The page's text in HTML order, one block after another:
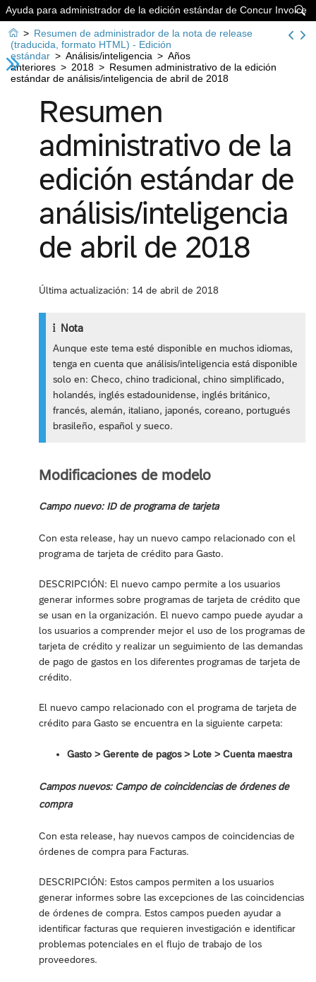

Ayuda para administrador de la edición estándar de Concur Invoice
 > Resumen de administrador de la nota de release
(traducida, formato HTML) - Edición
estándar > Análisis/inteligencia > Años
anteriores > 2018 > Resumen administrativo de la edición
estándar de análisis/inteligencia de abril de 2018
Resumen
administrativo de la
edición estándar de
análisis/inteligencia
de abril de 2018
Última actualización: 14 de abril de 2018
Nota
Aunque este tema esté disponible en muchos idiomas,
tenga en cuenta que análisis/inteligencia está disponible
solo en: Checo, chino tradicional, chino simplificado,
holandés, inglés estadounidense, inglés británico,
francés, alemán, italiano, japonés, coreano, portugués
brasileño, español y sueco.
Modificaciones de modelo
Campo nuevo: ID de programa de tarjeta
Con esta release, hay un nuevo campo relacionado con el
programa de tarjeta de crédito para Gasto.
DESCRIPCIÓN: El nuevo campo permite a los usuarios
generar informes sobre programas de tarjeta de crédito que
se usan en la organización. El nuevo campo puede ayudar a
los usuarios a comprender mejor el uso de los programas de
tarjeta de crédito y realizar un seguimiento de las demandas
de pago de gastos en los diferentes programas de tarjeta de
crédito.
El nuevo campo relacionado con el programa de tarjeta de
crédito para Gasto se encuentra en la siguiente carpeta:
Gasto > Gerente de pagos > Lote > Cuenta maestra
Campos nuevos: Campo de coincidencias de órdenes de
compra
Con esta release, hay nuevos campos de coincidencias de
órdenes de compra para Facturas.
DESCRIPCIÓN: Estos campos permiten a los usuarios
generar informes sobre las excepciones de las coincidencias
de órdenes de compra. Estos campos pueden ayudar a
identificar facturas que requieren investigación e identificar
problemas potenciales en el flujo de trabajo de los
proveedores.